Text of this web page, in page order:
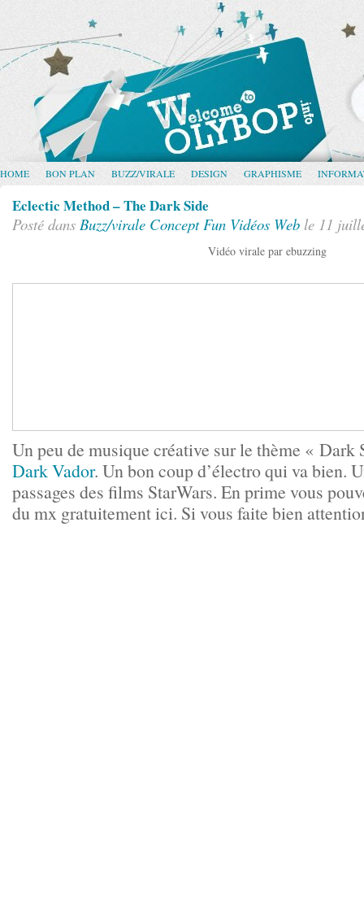
HOME BON PLAN BUZZ/VIRALE DESIGN GRAPHISME
Eclectic Method – The Dark Side
Posté dans Buzz/virale Concept Fun Vidéos Web le 11
Vidéo virale par ebuzzing
Un peu de musique créative sur le thème « Dark
Dark Vador. Un bon coup d’électro qui va bien.
passages des films StarWars. En prime vous
du mx gratuitementici. Si vous faite bien